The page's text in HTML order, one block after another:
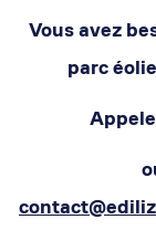
Vous avez
parc